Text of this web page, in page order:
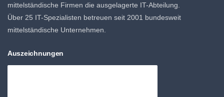
mittelständische Firmen die ausgelagerte IT-Abteilung.
Über 25 IT-Spezialisten betreuen seit 2001 bundesweit
mittelständische Unternehmen.
Auszeichnungen